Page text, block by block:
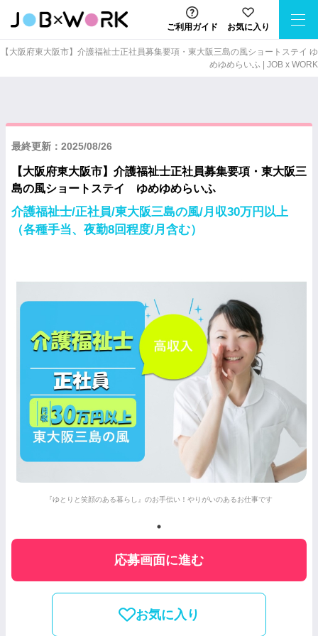
ご利用ガイド お気に入り
【大阪府東大阪市】介護福祉士正社員募集要項・東大阪三島の風ショートステイ ゆ
めゆめらいふ | JOB x WORK
最終更新：2025/08/26
【大阪府東大阪市】介護福祉士正社員募集要項・東大阪三
島の風ショートステイ ゆめゆめらいふ
介護福祉士/正社員/東大阪三島の風/月収30万円以上
（各種手当、夜勤8回程度/月含む）
『ゆとりと笑顔のある暮らし』のお手伝い！やりがいのあるお仕事です
応募画面に進む
お気に入り